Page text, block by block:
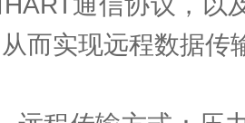
而实现远程数据传